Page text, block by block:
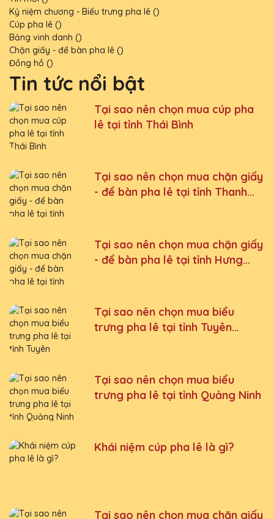
Kỷ niệm chương - Biểu trưng pha lê ()
Cúp pha lê ()
Bảng vinh danh ()
Chặn giấy - để bàn pha lê ()
Đồng hồ ()
Tin tức nổi bật
Tại sao nên chọn mua cúp pha
lê tại tỉnh Thái Bình
Tại sao nên chọn mua chặn giấy
- để bàn pha lê tại tỉnh Thanh
Tại sao nên chọn mua chặn giấy
- để bàn pha lê tại tỉnh Hưng
Tại sao nên chọn mua biểu
trưng pha lê tại tỉnh Tuyên
Tại sao nên chọn mua biểu
trưng pha lê tại tỉnh Quảng Ninh
Khái niệm cúp pha lê là gì?
Tại sao nên chọn mua chặn giấy